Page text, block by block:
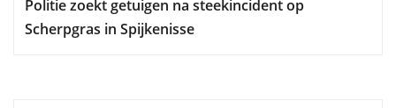
Politie zoekt getuigen na steekincident op
Scherpgras in Spijkenisse